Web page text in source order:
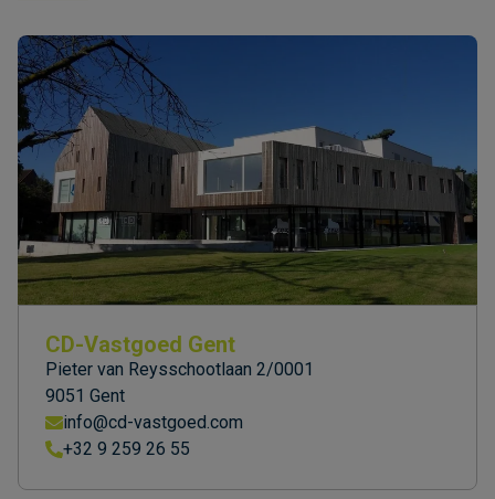
CD-Vastgoed Gent
Pieter van Reysschootlaan 2/0001
9051 Gent
info@cd-vastgoed.com
+32 9 259 26 55